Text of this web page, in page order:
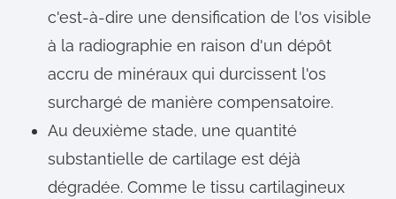
c'est-à-dire une densification de l'os visible
à la radiographie en raison d'un dépôt
accru de minéraux qui durcissent l'os
surchargé de manière compensatoire.
Au deuxième stade, une quantité
substantielle de cartilage est déjà
dégradée. Comme le tissu cartilagineux